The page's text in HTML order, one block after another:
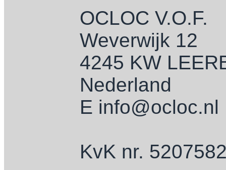
OCLOC V.O.F.
Weverwijk 12
4245 KW
Nederland
E info@ocloc.nl
KvK nr.